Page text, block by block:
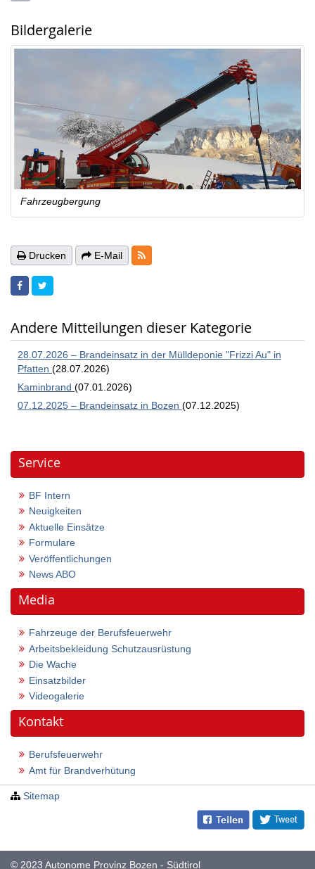
Bildergalerie
Fahrzeugbergung
Drucken E-Mail RSS-Feeds
Andere Mitteilungen dieser Kategorie
28.07.2026 – Brandeinsatz in der Mülldeponie "Frizzi Au" in
Pfatten (28.07.2026)
Kaminbrand (07.01.2026)
07.12.2025 – Brandeinsatz in Bozen (07.12.2025)
Service
BF Intern
Neuigkeiten
Aktuelle Einsätze
Formulare
Veröffentlichungen
News ABO
Media
Fahrzeuge der Berufsfeuerwehr
Arbeitsbekleidung Schutzausrüstung
Die Wache
Einsatzbilder
Videogalerie
Kontakt
Berufsfeuerwehr
Amt für Brandverhütung
Sitemap
© 2023 Autonome Provinz Bozen - Südtirol